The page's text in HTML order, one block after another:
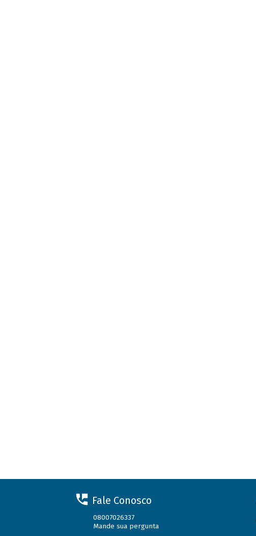
Fale Conosco
08007026337
Mande sua pergunta